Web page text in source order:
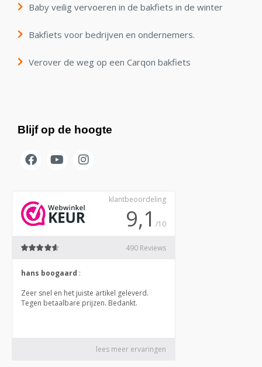
Baby veilig vervoeren in de bakfiets in de winter
Bakfiets voor bedrijven en ondernemers.
Verover de weg op een Carqon bakfiets
Blijf op de hoogte